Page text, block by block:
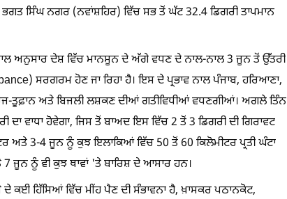
ਸਿੰਘ ਨਗਰ (ਨਵਾਂਸ਼ਹਿਰ) ਵਿੱਚ ਸਭ ਤੋਂ ਘੱਟ 32.4 ਡਿਗਰੀ ਤਾਪਮਾਨ
ਅਨੁਸਾਰ ਦੇਸ਼ ਵਿੱਚ ਮਾਨਸੂਨ ਦੇ ਅੱਗੇ ਵਧਣ ਦੇ ਨਾਲ-ਨਾਲ 3 ਜੂਨ ਤੋਂ ਉੱਤਰੀ
ਸਰਗਰਮ ਹੋਣ ਜਾ ਰਿਹਾ ਹੈ। ਇਸ ਦੇ ਪ੍ਰਭਾਵ ਨਾਲ ਪੰਜਾਬ, ਹਰਿਆਣਾ,
ਤੂਫ਼ਾਨ ਅਤੇ ਬਿਜਲੀ ਲਸ਼ਕਣ ਦੀਆਂ ਗਤੀਵਿਧੀਆਂ ਵਧਣਗੀਆਂ। ਅਗਲੇ ਤਿੰਨ
ਦਾ ਵਾਧਾ ਹੋਵੇਗਾ, ਜਿਸ ਤੋਂ ਬਾਅਦ ਇਸ ਵਿੱਚ 2 ਤੋਂ 3 ਡਿਗਰੀ ਦੀ ਗਿਰਾਵਟ
ਅਤੇ 3-4 ਜੂਨ ਨੂੰ ਕੁਝ ਇਲਾਕਿਆਂ ਵਿੱਚ 50 ਤੋਂ 60 ਕਿਲੋਮੀਟਰ ਪ੍ਰਤੀ ਘੰਟਾ
ਜੂਨ ਨੂੰ ਵੀ ਕੁਝ ਥਾਵਾਂ 'ਤੇ ਬਾਰਿਸ਼ ਦੇ ਆਸਾਰ ਹਨ।
ਕਈ ਹਿੱਸਿਆਂ ਵਿੱਚ ਮੀਂਹ ਪੈਣ ਦੀ ਸੰਭਾਵਨਾ ਹੈ, ਖ਼ਾਸਕਰ ਪਠਾਨਕੋਟ,